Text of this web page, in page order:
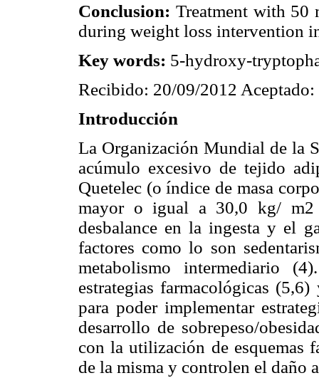
Conclusion: Treatment with 50
during weight loss intervention
Key words: 5-hydroxy-
Recibido: 20/09/2012
Introducción
La Organización Mundial de la
acúmulo excesivo de tejido
Quetelec (o índice de masa
mayor o igual a 30,0 kg/ m2
desbalance en la ingesta y el
factores como lo son
metabolismo intermediario
estrategias farmacológicas
para poder implementar
desarrollo de sobrepeso/
con la utilización de esquemas
de la misma y controlen el daño